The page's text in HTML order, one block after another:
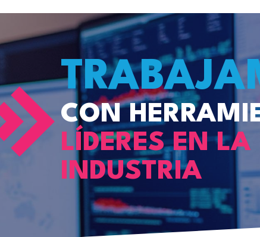
CON
LÍDERES EN LA
INDUSTRIA